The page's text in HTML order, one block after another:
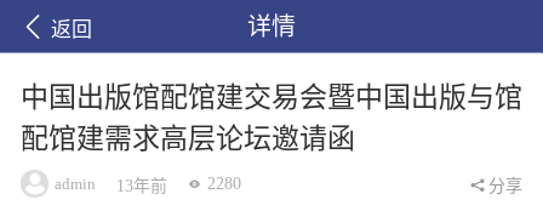
返回 详情
中国出版馆配馆建交易会暨中国出版与馆
配馆建需求高层论坛邀请函
admin 13年前 2280 分享